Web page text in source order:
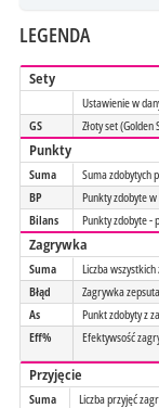
LEGENDA
Sety
Ustawienie w
GS
Złoty set (Golden
Punkty
Suma
Suma zdobytych
BP
Punkty zdobyte
Bilans
Punkty zdobyte -
Zagrywka
Suma Liczba
Błąd
Zagrywka
As
Punkt zdobyty z
Eff%
Efektywsość
Przyjęcie
Suma Liczba przyjęć